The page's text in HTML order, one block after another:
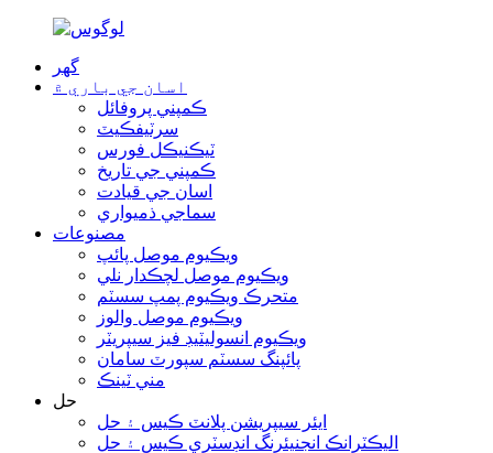
گھر
اسان جي باري ۾
ڪمپني پروفائل
سرٽيفڪيٽ
ٽيڪنيڪل فورس
ڪمپني جي تاريخ
اسان جي قيادت
سماجي ذميواري
مصنوعات
ويڪيوم موصل پائپ
ويڪيوم موصل لچڪدار نلي
متحرڪ ويڪيوم پمپ سسٽم
ويڪيوم موصل والوز
ويڪيوم انسوليٽيڊ فيز سيپريٽر
پائپنگ سسٽم سپورٽ سامان
مني ٽينڪ
حل
ايئر سيپريشن پلانٽ ڪيس ۽ حل
اليڪٽرانڪ انجنيئرنگ انڊسٽري ڪيس ۽ حل